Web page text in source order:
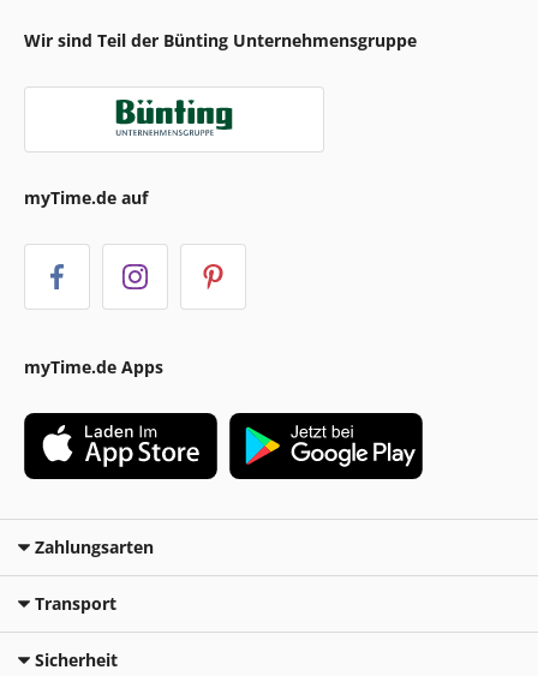
Wir sind Teil der Bünting Unternehmensgruppe
myTime.de auf
myTime.de Apps
Zahlungsarten
Transport
Sicherheit